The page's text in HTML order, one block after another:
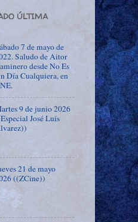
ÚLTIMA
7 de mayo de
Saludo de Aitor
desde No Es
Día Cualquiera, en
9 de junio 2026
José Luís
21 de mayo
((ZCine))